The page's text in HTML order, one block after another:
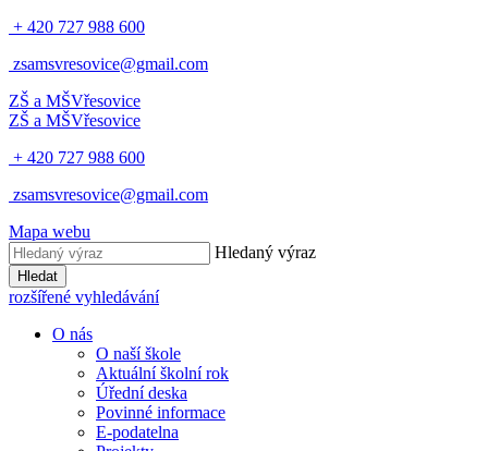
+ 420 727 988 600
zsamsvresovice@gmail.com
ZŠ a MŠVřesovice
ZŠ a MŠVřesovice
+ 420 727 988 600
zsamsvresovice@gmail.com
Mapa webu
Hledaný výraz
Hledat
rozšířené vyhledávání
O nás
O naší škole
Aktuální školní rok
Úřední deska
Povinné informace
E-podatelna